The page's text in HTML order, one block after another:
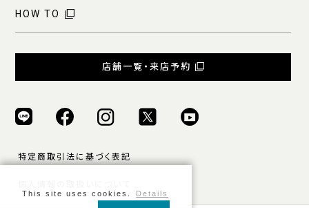
HOW TO
店舗一覧・来店予約
特定商取引法に基づく表記
This site uses cookies. Details